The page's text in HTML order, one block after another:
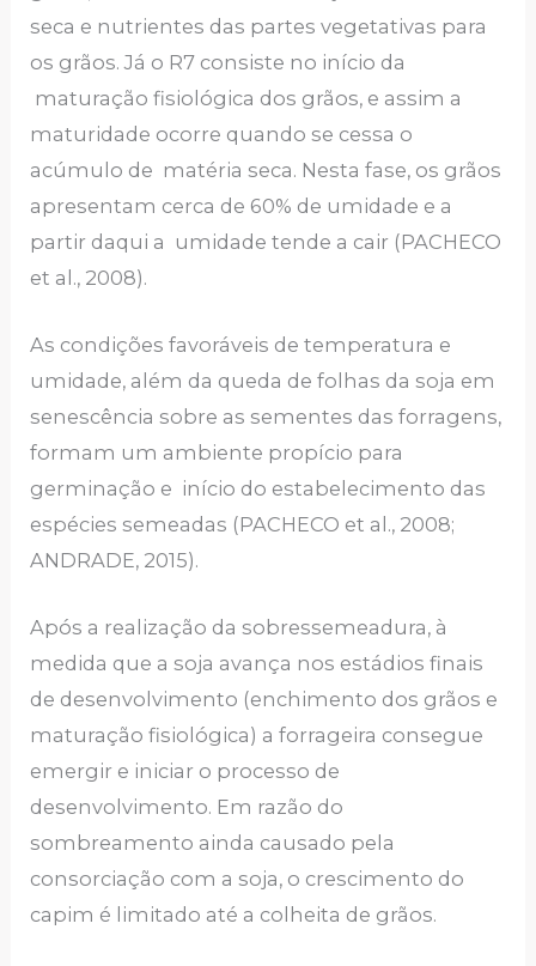
seca e nutrientes das partes vegetativas para
os grãos. Já o R7 consiste no início da
maturação fisiológica dos grãos, e assim a
maturidade ocorre quando se cessa o
acúmulo de matéria seca. Nesta fase, os grãos
apresentam cerca de 60% de umidade e a
partir daqui a umidade tende a cair (PACHECO
et al., 2008).
As condições favoráveis de temperatura e
umidade, além da queda de folhas da soja em
senescência sobre as sementes das forragens,
formam um ambiente propício para
germinação e início do estabelecimento das
espécies semeadas (PACHECO et al., 2008;
ANDRADE, 2015).
Após a realização da sobressemeadura, à
medida que a soja avança nos estádios finais
de desenvolvimento (enchimento dos grãos e
maturação fisiológica) a forrageira consegue
emergir e iniciar o processo de
desenvolvimento. Em razão do
sombreamento ainda causado pela
consorciação com a soja, o crescimento do
capim é limitado até a colheita de grãos.